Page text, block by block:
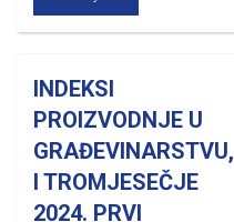
INDEKSI
PROIZVODNJE U
GRAĐEVINARSTVU,
I TROMJESEČJE
2024. PRVI